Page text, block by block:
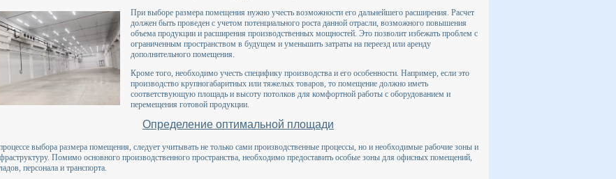
При выборе размера помещения нужно учесть возможности его дальнейшего расширения. Расчет
должен быть проведен с учетом потенциального роста данной отрасли, возможного повышения
объема продукции и расширения производственных мощностей. Это позволит избежать проблем с
ограниченным пространством в будущем и уменьшить затраты на переезд или аренду
дополнительного помещения.
Кроме того, необходимо учесть специфику производства и его особенности. Например, если это
производство крупногабаритных или тяжелых товаров, то помещение должно иметь
соответствующую площадь и высоту потолков для комфортной работы с оборудованием и
перемещения готовой продукции.
Определение оптимальной площади
выбора размера помещения, следует учитывать не только сами производственные процессы, но и необходимые рабочие зоны и
Помимо основного производственного пространства, необходимо предоставить особые зоны для офисных помещений,
персонала и транспорта.